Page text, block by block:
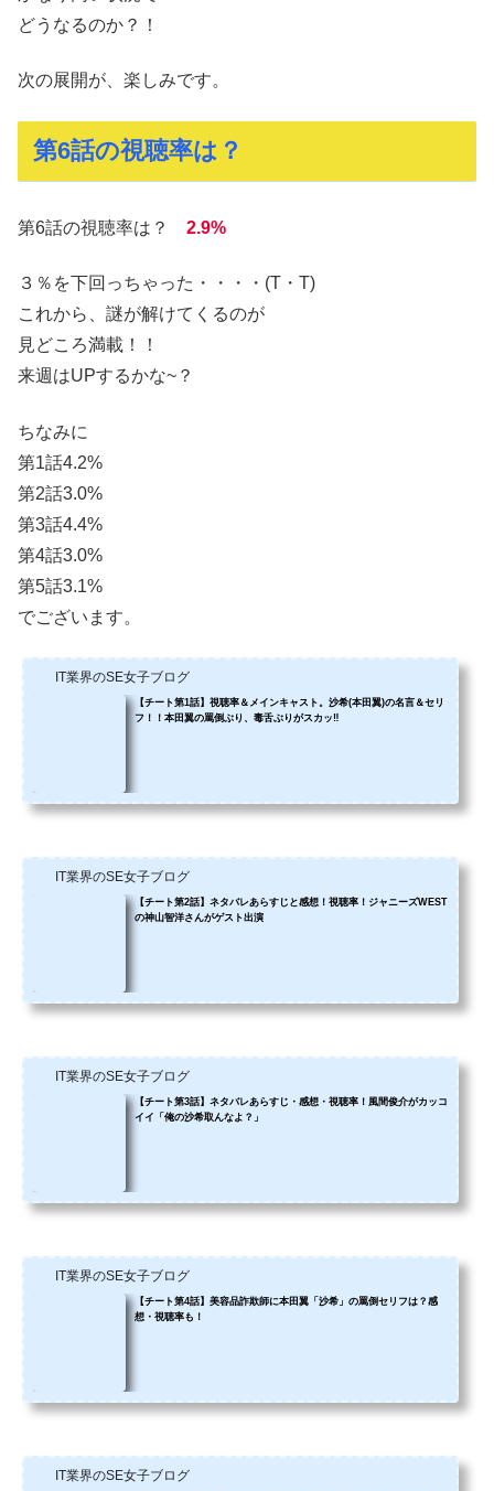
どうなるのか？！
次の展開が、楽しみです。
第6話の視聴率は？
第6話の視聴率は？ 2.9%
３％を下回っちゃった・・・・(T・T)
これから、謎が解けてくるのが
見どころ満載！！
来週はUPするかな~？
ちなみに
第1話4.2%
第2話3.0%
第3話4.4%
第4話3.0%
第5話3.1%
でございます。
IT業界のSE女子ブログ
【チート第1話】視聴率＆メインキャスト。沙希(本田翼)の名言＆セリ
フ！！本田翼の罵倒ぶり、毒舌ぶりがスカッ‼️
IT業界のSE女子ブログ
【チート第2話】ネタバレあらすじと感想！視聴率！ジャニーズWEST
の神山智洋さんがゲスト出演
IT業界のSE女子ブログ
【チート第3話】ネタバレあらすじ・感想・視聴率！風間俊介がカッコ
イイ「俺の沙希取んなよ？」
IT業界のSE女子ブログ
【チート第4話】美容品詐欺師に本田翼「沙希」の罵倒セリフは？感
想・視聴率も！
IT業界のSE女子ブログ